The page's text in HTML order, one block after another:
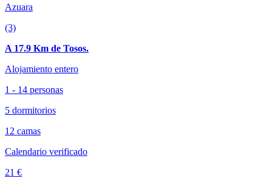
Azuara
(3)
A 17.9 Km de Tosos.
Alojamiento entero
1 - 14 personas
5 dormitorios
12 camas
Calendario verificado
21 €